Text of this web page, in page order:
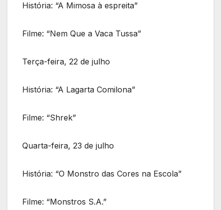
História: “A Mimosa à espreita”
Filme: “Nem Que a Vaca Tussa”
Terça-feira, 22 de julho
História: “A Lagarta Comilona”
Filme: “Shrek”
Quarta-feira, 23 de julho
História: “O Monstro das Cores na Escola”
Filme: “Monstros S.A.”